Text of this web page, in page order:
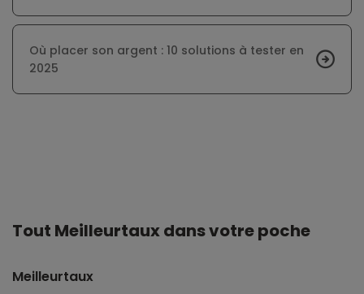
Où placer son argent : 10 solutions à tester en
2025
Tout Meilleurtaux dans votre poche
Meilleurtaux